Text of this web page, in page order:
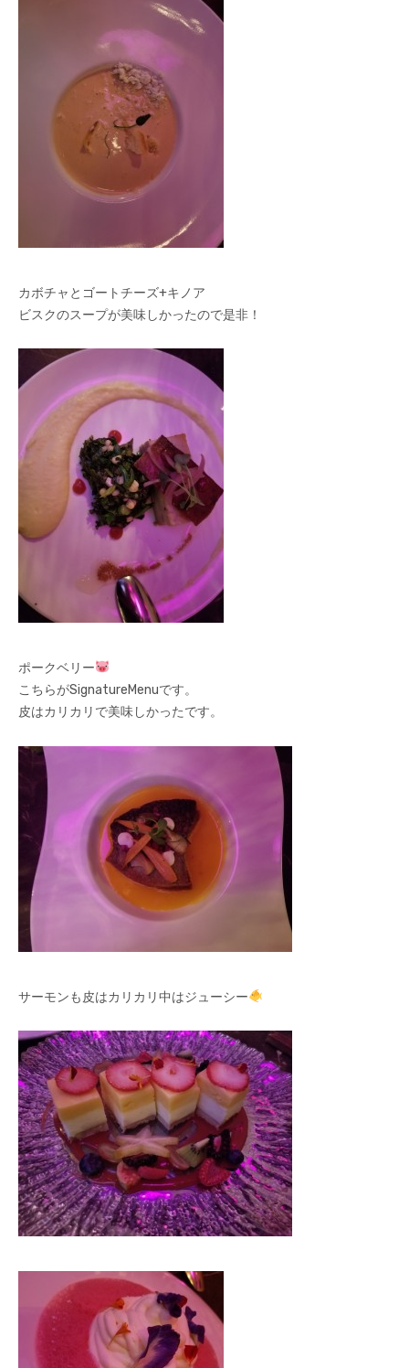
カボチャとゴートチーズ+キノア
ビスクのスープが美味しかったので是非！
ポークベリー
こちらがSignatureMenuです。
皮はカリカリで美味しかったです。
サーモンも皮はカリカリ中はジューシー